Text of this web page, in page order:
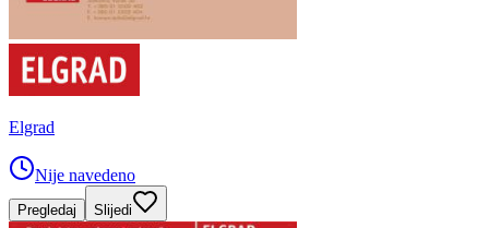
Elgrad
Nije navedeno
Pregledaj Slijedi